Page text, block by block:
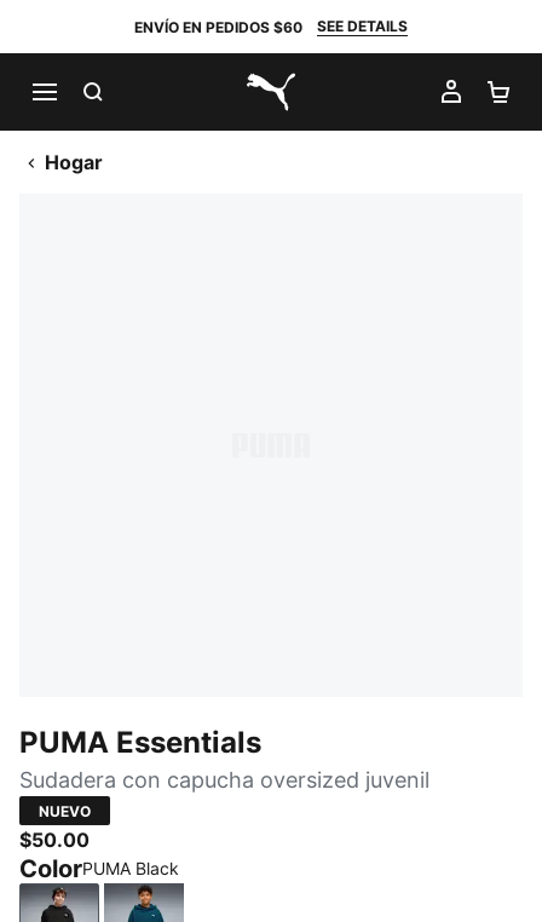
ENVÍO EN PEDIDOS $60 SEE DETAILS
PUMA.com
MI
Hogar
PUMA Essentials
Sudadera con capucha oversized juvenil
NUEVO
$50.00
ColorPUMA Black